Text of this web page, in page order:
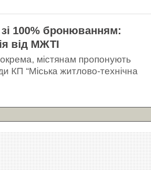
зі 100% бронюванням:
від МЖТІ
містянам пропонують
КП “Міська житлово-технічна